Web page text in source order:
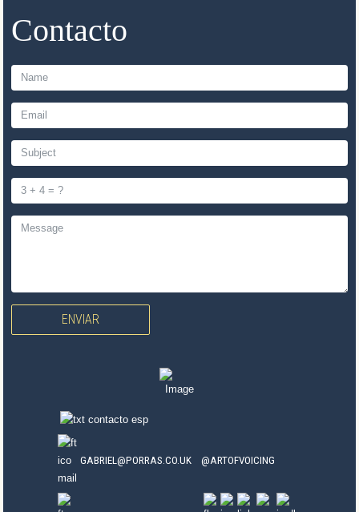
Contacto
ENVIAR
GABRIEL@PORRAS.CO.UK @ARTOFVOICING